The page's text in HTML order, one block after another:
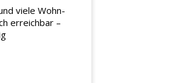
viele Wohn-
erreichbar –